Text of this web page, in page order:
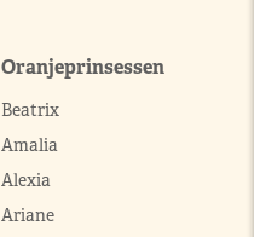
Oranjeprinsessen
Beatrix
Amalia
Alexia
Ariane